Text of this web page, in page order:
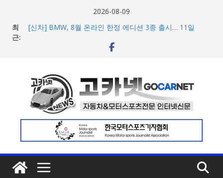
2026-08-09
최
근:
[신차] BMW, 8월 온라인 한정 에디션 3종 출시… 11일
벤틀리, 첫 순수 전기 어반 럭셔리 SUV 토르칼 탑재될 ‘큐레
팝업 오픈
BMW 레이디스 챔피언십 2026, 다양한 티켓 패키지 선보이
며 본격 대회 준비 돌입
현대차·기아, ‘2026 레드닷 어워드’에서 최우수상 2개·본상
15개 수상